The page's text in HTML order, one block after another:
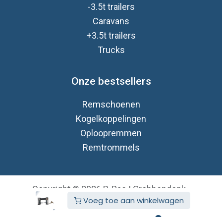
Voeg toe aan winkelwagen
-3.5t trailers
Caravans
+3.5t trailers
Trucks
Onze bestsellers
Remschoenen
Kogelkoppelingen
Oploopremmen
Remtrommels
Copyright © 2026 B-Pac | Grobbendonk
Nederlands (BE)
Aangeboden door Open source e-